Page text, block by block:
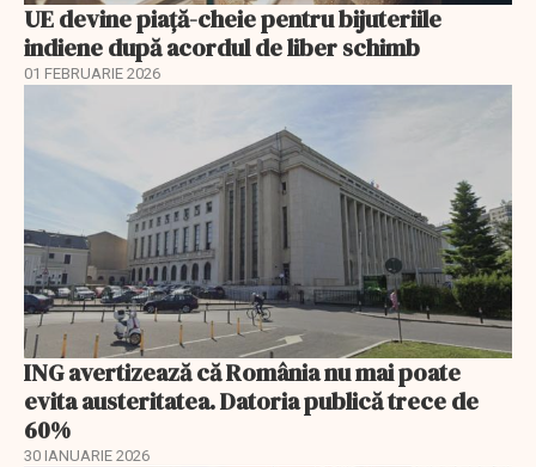
UE devine piață-cheie pentru bijuteriile
indiene după acordul de liber schimb
01 FEBRUARIE 2026
ING avertizează că România nu mai poate
evita austeritatea. Datoria publică trece de
60%
30 IANUARIE 2026